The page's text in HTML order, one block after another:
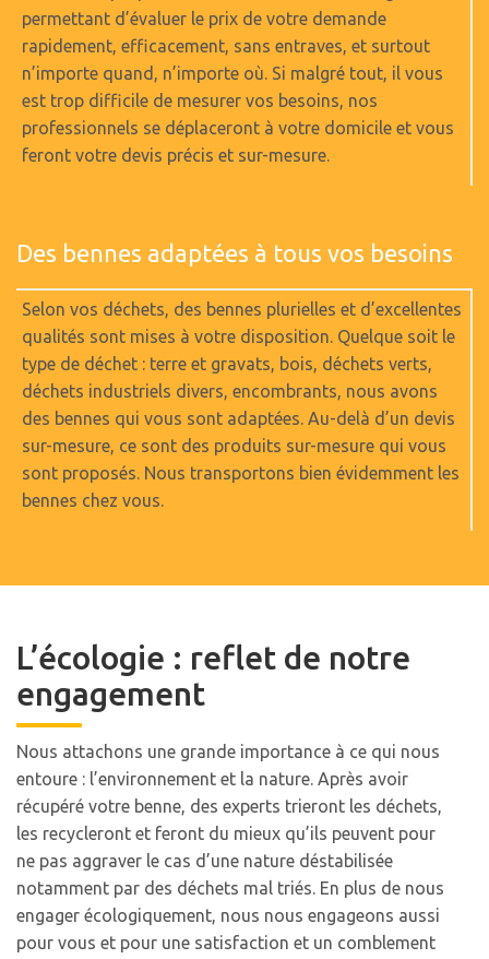
permettant d’évaluer le prix de votre demande
rapidement, efficacement, sans entraves, et surtout
n’importe quand, n’importe où. Si malgré tout, il vous
est trop difficile de mesurer vos besoins, nos
professionnels se déplaceront à votre domicile et vous
feront votre devis précis et sur-mesure.
Des bennes adaptées à tous vos besoins
Selon vos déchets, des bennes plurielles et d’excellentes
qualités sont mises à votre disposition. Quelque soit le
type de déchet : terre et gravats, bois, déchets verts,
déchets industriels divers, encombrants, nous avons
des bennes qui vous sont adaptées. Au-delà d’un devis
sur-mesure, ce sont des produits sur-mesure qui vous
sont proposés. Nous transportons bien évidemment les
bennes chez vous.
L’écologie : reflet de notre
engagement
Nous attachons une grande importance à ce qui nous
entoure : l’environnement et la nature. Après avoir
récupéré votre benne, des experts trieront les déchets,
les recycleront et feront du mieux qu’ils peuvent pour
ne pas aggraver le cas d’une nature déstabilisée
notamment par des déchets mal triés. En plus de nous
engager écologiquement, nous nous engageons aussi
pour vous et pour une satisfaction et un comblement